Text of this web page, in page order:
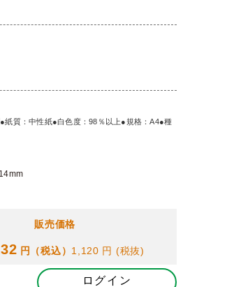
紙質：中性紙●白色度：98％以上●規格：A4●種
販売価格
円（税込） 1,120 円 (税抜)
ログイン